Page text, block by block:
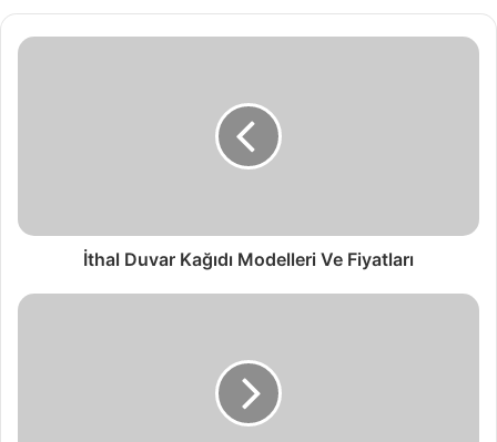
İthal Duvar Kağıdı Modelleri Ve Fiyatları